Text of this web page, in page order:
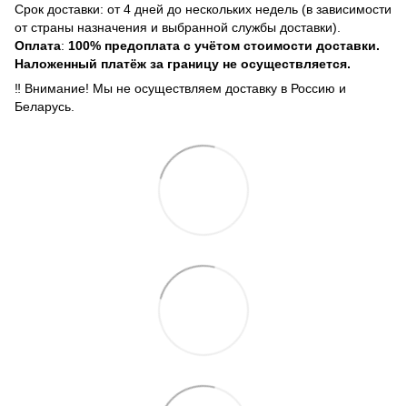
Срок доставки: от 4 дней до нескольких недель (в зависимости
от страны назначения и выбранной службы доставки).
Оплата: 100% предоплата с учётом стоимости доставки.
Наложенный платёж за границу не осуществляется.
‼️ Внимание! Мы не осуществляем доставку в Россию и
Беларусь.